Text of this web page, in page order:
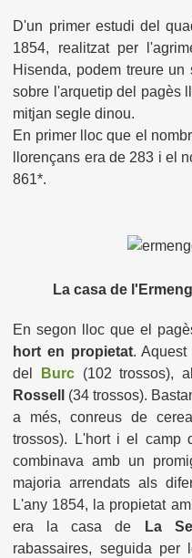
D'un primer estudi del
1854, realitzat per
Hisenda, podem treure
sobre l'arquetip del pagès
mitjan segle dinou.
En primer lloc que el
llorençans era de 283 i el
861*.
La casa de
En segon lloc que el
hort en propietat.
del
Burc (102 trossos),
Rossell
(34 trossos).
a més, conreus de
trossos). L'hort i el camp
combinava amb un
majoria arrendats als
L'any 1854, la propietat
era la casa de
La
rabassaires, seguida per